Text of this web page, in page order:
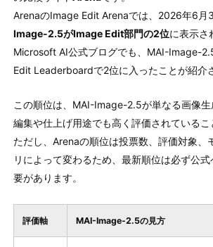
ArenaのImage Edit Arenaでは、2026年6月
Image-2.5がImage Edit部門の2位に表示さ
Microsoft AI公式ブログでも、MAI-Image-
Edit Leaderboardで2位に入ったことが紹介
この順位は、MAI-Image-2.5が単なる画像
編集や仕上げ用途でも高く評価されているこ
ただし、Arenaの順位は投票数、評価対象、
リによって変わるため、最新順位は必ず公
要があります。
評価軸 MAI-Image-2.5の見方